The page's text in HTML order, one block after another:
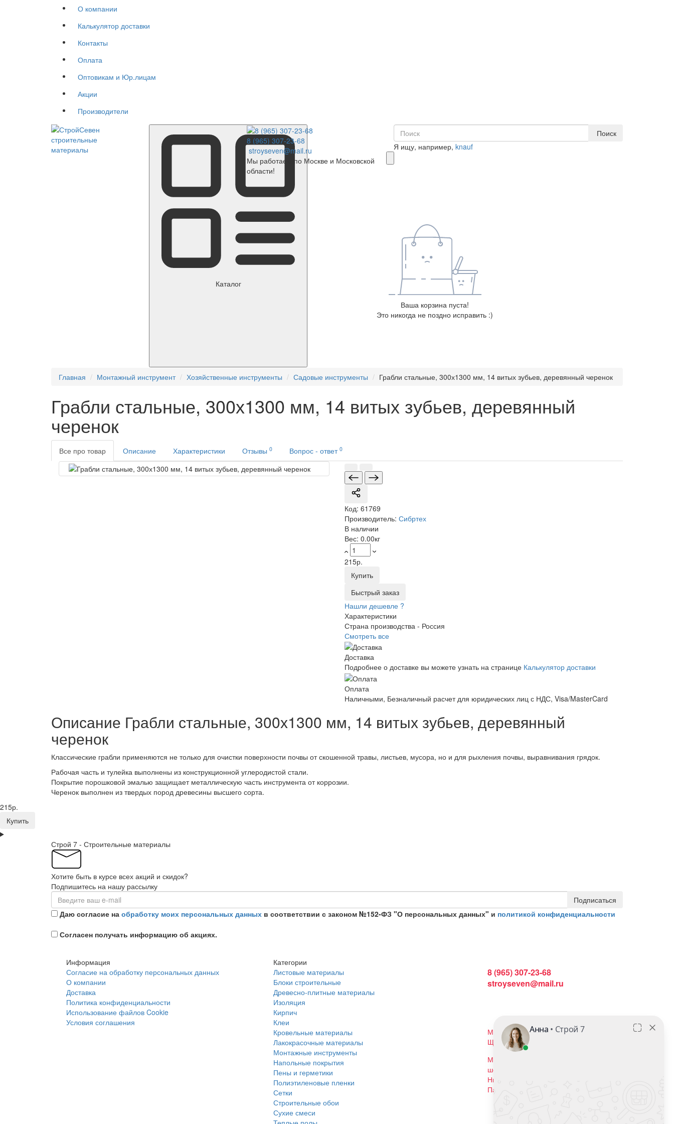
О компании
Калькулятор доставки
Контакты
Оплата
Оптовикам и Юр.лицам
Акции
Производители
Каталог
8 (965) 307-23-68
stroyseven@mail.ru
Мы работаем по Москве и Московской
области!
Поиск
Я ищу, например, knauf
Ваша корзина пуста!
Это никогда не поздно исправить :)
Главная Монтажный инструмент Хозяйственные инструменты Садовые инструменты Грабли стальные, 300х1300 мм, 14 витых зубьев, деревянный черенок
Грабли стальные, 300х1300 мм, 14 витых зубьев, деревянный
черенок
Все про товар Описание Характеристики Отзывы 0 Вопрос - ответ 0
Код: 61769
Производитель: Сибртех
В наличии
Вес: 0.00кг
215р.
Купить
Быстрый заказ
Нашли дешевле ?
Характеристики
Страна производства - Россия
Смотреть все
Доставка
Подробнее о доставке вы можете узнать на странице Калькулятор доставки
Оплата
Наличными, Безналичный расчет для юридических лиц с НДС, Visa/MasterCard
Описание Грабли стальные, 300х1300 мм, 14 витых зубьев, деревянный
черенок
Классические грабли применяются не только для очистки поверхности почвы от скошенной травы, листьев, мусора, но и для рыхления почвы, выравнивания грядок.
Рабочая часть и тулейка выполнены из конструкционной углеродистой стали.
Покрытие порошковой эмалью защищает металлическую часть инструмента от коррозии.
Черенок выполнен из твердых пород древесины высшего сорта.
215р.
Купить
Строй 7 - Строительные материалы
Хотите быть в курсе всех акций и скидок?
Подпишитесь на нашу рассылку
Подписаться
Даю согласие на обработку моих персональных данных в соответствии с законом №152-ФЗ "О персональных данных" и политикой конфиденциальности
Согласен получать информацию об акциях.
Информация
Согласие на обработку персональных данных
О компании
Доставка
Политика конфиденциальности
Использование файлов Cookie
Условия соглашения
Категории
Листовые материалы
Блоки строительные
Древесно-плитные материалы
Изоляция
Кирпич
Клеи
Кровельные материалы
Лакокрасочные материалы
Монтажные инструменты
Напольные покрытия
Пены и герметики
Полиэтиленовые пленки
Сетки
Строительные обои
Сухие смеси
8 (965) 307-23-68
stroyseven@mail.ru
Наши магазины:
Московская область, г. Балашиха, ул.
Щелковское шоссе, 102с2
Московская область, г. Реутов, ул.
шоссе Автомагистраль Москва -
Нижний Новгород, владение 19.
Павильон Н2